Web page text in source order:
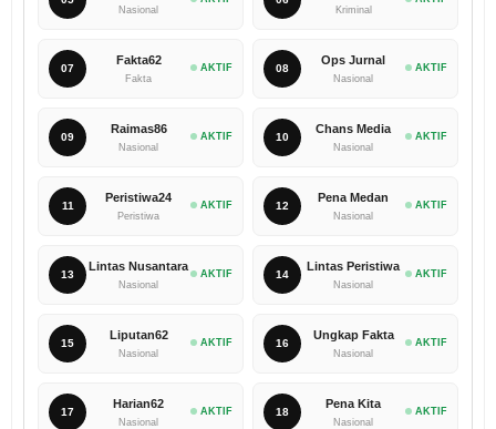
Nasional Kriminal
07
Fakta62
Fakta
AKTIF 08
Ops Jurnal
Nasional
AKTIF
09
Raimas86
Nasional
AKTIF 10
Chans Media
Nasional
AKTIF
11
Peristiwa24
Peristiwa
AKTIF 12
Pena Medan
Nasional
AKTIF
13
Lintas Nusantara
Nasional
AKTIF 14
Lintas Peristiwa
Nasional
AKTIF
15
Liputan62
Nasional
AKTIF 16
Ungkap Fakta
Nasional
AKTIF
17
Harian62
Nasional
AKTIF 18
Pena Kita
Nasional
AKTIF